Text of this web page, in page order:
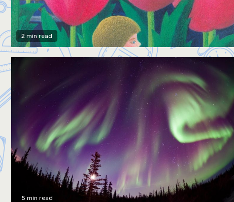
2 min read
5 min read